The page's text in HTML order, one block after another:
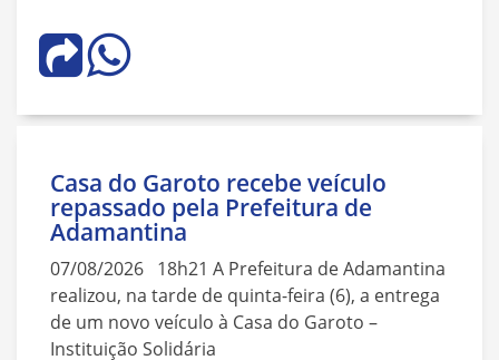
Casa do Garoto recebe veículo
repassado pela Prefeitura de
Adamantina
07/08/2026 18h21 A Prefeitura de Adamantina
realizou, na tarde de quinta-feira (6), a entrega
de um novo veículo à Casa do Garoto –
Instituição Solidária